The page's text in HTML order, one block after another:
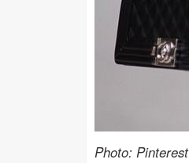
Photo: Pinterest